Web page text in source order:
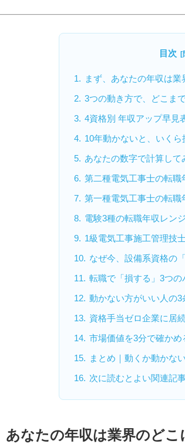
目次
まず、あなたの年収は業
3つの動き方で、どこま
4資格別 年収アップ早見
10年動かないと、いくら
あなたの数字で計算して
第二種電気工事士の転職
第一種電気工事士の転職
電験3種の転職年収レンジ
1級電気工事施工管理技
なぜ今、設備系資格の
転職で「損する」3つの
動かない方がいい人の3
資格手当ゼロ企業に居
市場価値を3分で確かめ
まとめ｜動くか動かな
次に読むとよい関連記
あなたの年収は業界のどこ